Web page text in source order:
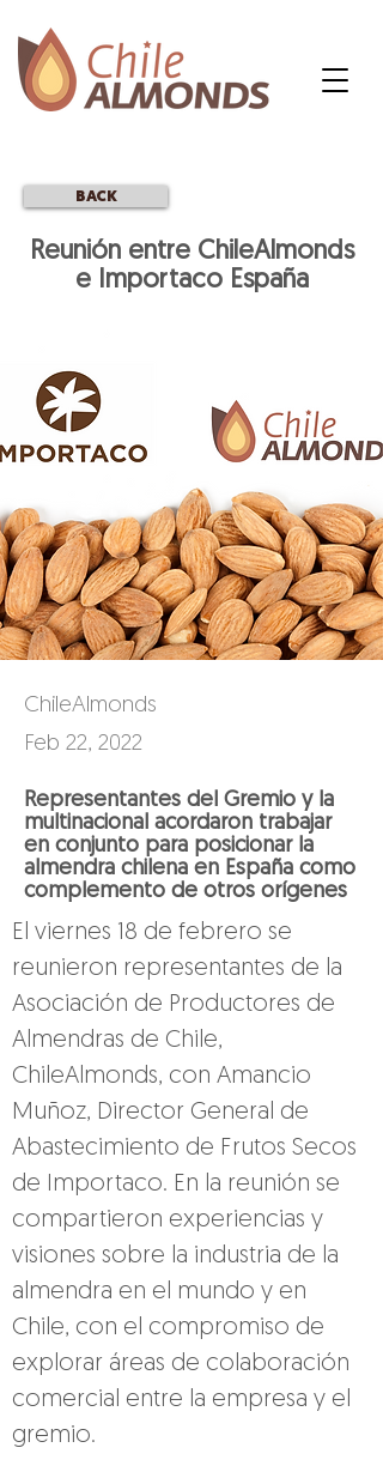
BACK
Reunión entre ChileAlmonds
e Importaco España
ChileAlmonds
Feb 22, 2022
Representantes del Gremio y la
multinacional acordaron trabajar
en conjunto para posicionar la
almendra chilena en España como
complemento de otros orígenes
El viernes 18 de febrero se
reunieron representantes de la
Asociación de Productores de
Almendras de Chile,
ChileAlmonds, con Amancio
Muñoz, Director General de
Abastecimiento de Frutos Secos
de Importaco. En la reunión se
compartieron experiencias y
visiones sobre la industria de la
almendra en el mundo y en
Chile, con el compromiso de
explorar áreas de colaboración
comercial entre la empresa y el
gremio.